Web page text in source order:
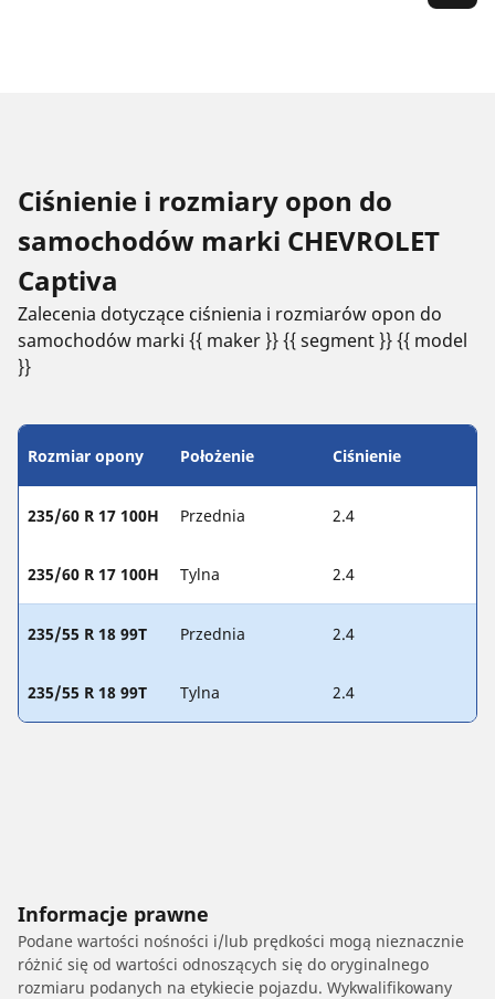
Ciśnienie i rozmiary opon do
samochodów marki CHEVROLET
Captiva
Zalecenia dotyczące ciśnienia i rozmiarów opon do
samochodów marki {{ maker }} {{ segment }} {{ model
}}
Rozmiar opony Położenie Ciśnienie
235/60 R 17 100H Przednia 2.4
235/60 R 17 100H Tylna 2.4
235/55 R 18 99T Przednia 2.4
235/55 R 18 99T Tylna 2.4
Informacje prawne
Podane wartości nośności i/lub prędkości mogą nieznacznie
różnić się od wartości odnoszących się do oryginalnego
rozmiaru podanych na etykiecie pojazdu. Wykwalifikowany